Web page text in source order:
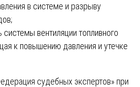
в системе и разрыву
системы вентиляции топливного
к повышению давления и утечке
судебных экспертов» при